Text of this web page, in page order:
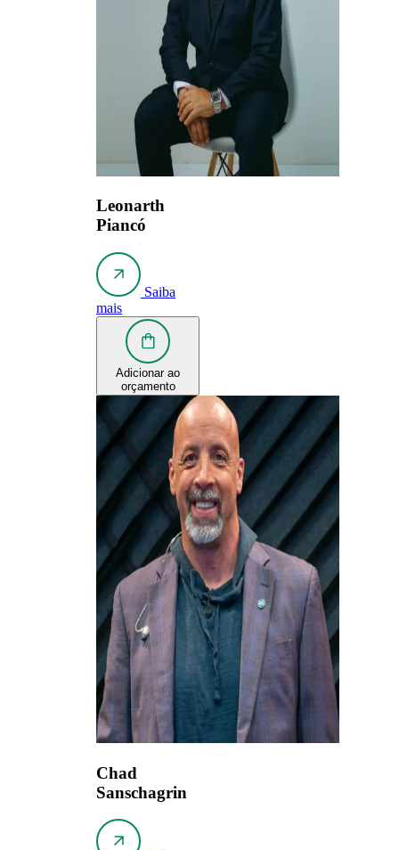
Leonarth
Piancó
Saiba
mais
Adicionar ao
orçamento
Chad
Sanschagrin